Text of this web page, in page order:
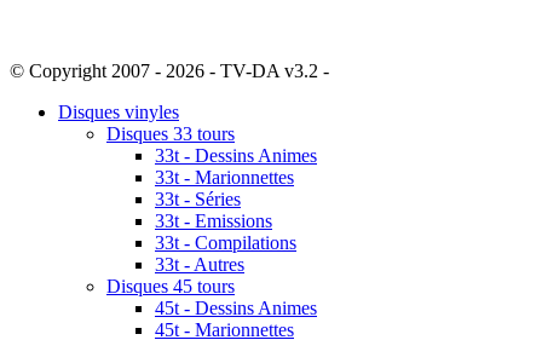
© Copyright 2007 - 2026 - TV-DA v3.2 -
Disques vinyles
Disques 33 tours
33t - Dessins Animes
33t - Marionnettes
33t - Séries
33t - Emissions
33t - Compilations
33t - Autres
Disques 45 tours
45t - Dessins Animes
45t - Marionnettes